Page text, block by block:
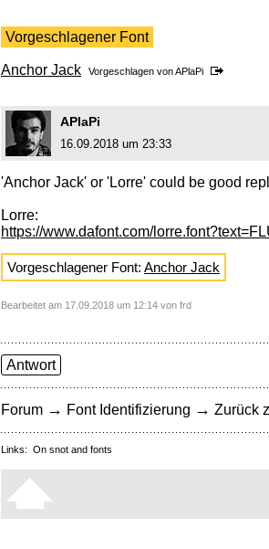
Vorgeschlagener Font
Anchor Jack Vorgeschlagen vonAPlaPi
APlaPi
16.09.2018 um 23:33
'Anchor Jack' or 'Lorre' could be good
Lorre:
https://www.dafont.com/
Vorgeschlagener Font: Anchor Jack
Bearbeitet am 17.09.2018 um 12:14 von frd
Antwort
Forum → Font Identifizierung → Zurück
Links: On snot and fonts